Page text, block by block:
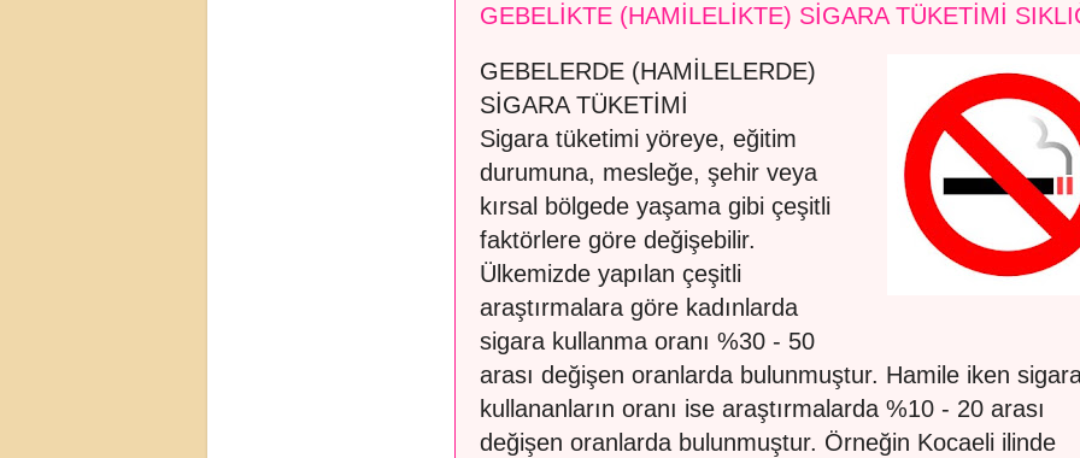
GEBELİKTE (HAMİLELİKTE) SİGARA TÜKETİMİ
GEBELERDE (HAMİLELERDE)
SİGARA TÜKETİMİ
Sigara tüketimi yöreye, eğitim
durumuna, mesleğe, şehir veya
kırsal bölgede yaşama gibi çeşitli
faktörlere göre değişebilir.
Ülkemizde yapılan çeşitli
araştırmalara göre kadınlarda
sigara kullanma oranı %30 - 50
arası değişen oranlarda bulunmuştur. Hamile iken
kullananların oranı ise araştırmalarda %10 - 20 arası
değişen oranlarda bulunmuştur. Örneğin Kocaeli ilinde